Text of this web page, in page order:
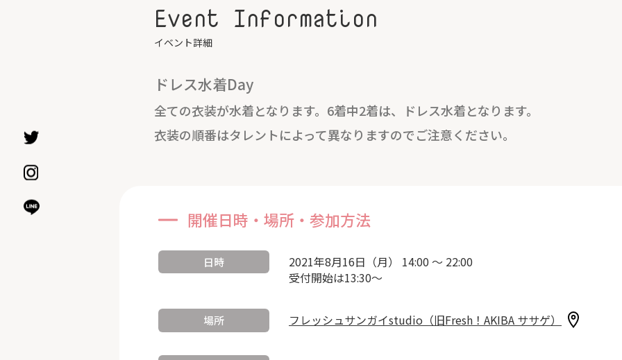
Event Information
イベント詳細
ドレス水着Day
全ての衣装が水着となります。6着中2着は、ドレス水着となります。
衣装の順番はタレントによって異なりますのでご注意ください。
開催日時・場所・参加方法
日時
2021年8月16日（月） 14:00 ～ 22:00
受付開始は13:30～
場所 フレッシュサンガイstudio（旧Fresh！AKIBA ササゲ）